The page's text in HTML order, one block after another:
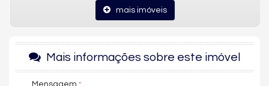
3 suítes amplas e bem distribuídas
Living integrado com vista privilegiada
Cozinha funcional e espaço gourmet
Lavabo social
mais imóveis
Mais informações sobre este imóvel
Mensagem